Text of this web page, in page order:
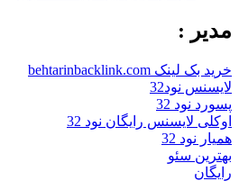
مدیر :
خرید بک لینک behtarinbacklink.com
لایسنس نود32
پسورد نود 32
اوکلی لایسنس رایگان نود 32
همیار نود 32
بهترین سئو
رایگان